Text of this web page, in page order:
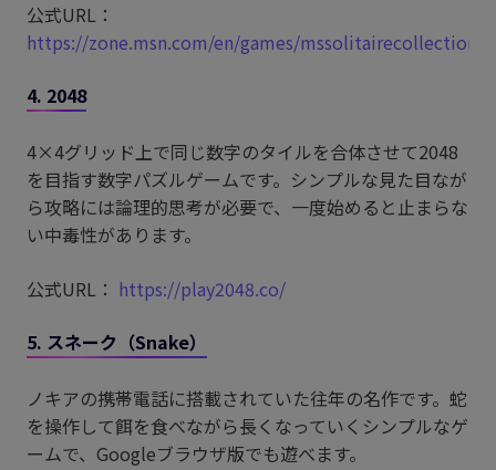
公式URL：
https://zone.msn.com/en/games/mssolitairecollection
4. 2048
4×4グリッド上で同じ数字のタイルを合体させて2048
を目指す数字パズルゲームです。シンプルな見た目なが
ら攻略には論理的思考が必要で、一度始めると止まらな
い中毒性があります。
公式URL： https://play2048.co/
5. スネーク（Snake）
ノキアの携帯電話に搭載されていた往年の名作です。蛇
を操作して餌を食べながら長くなっていくシンプルなゲ
ームで、Googleブラウザ版でも遊べます。